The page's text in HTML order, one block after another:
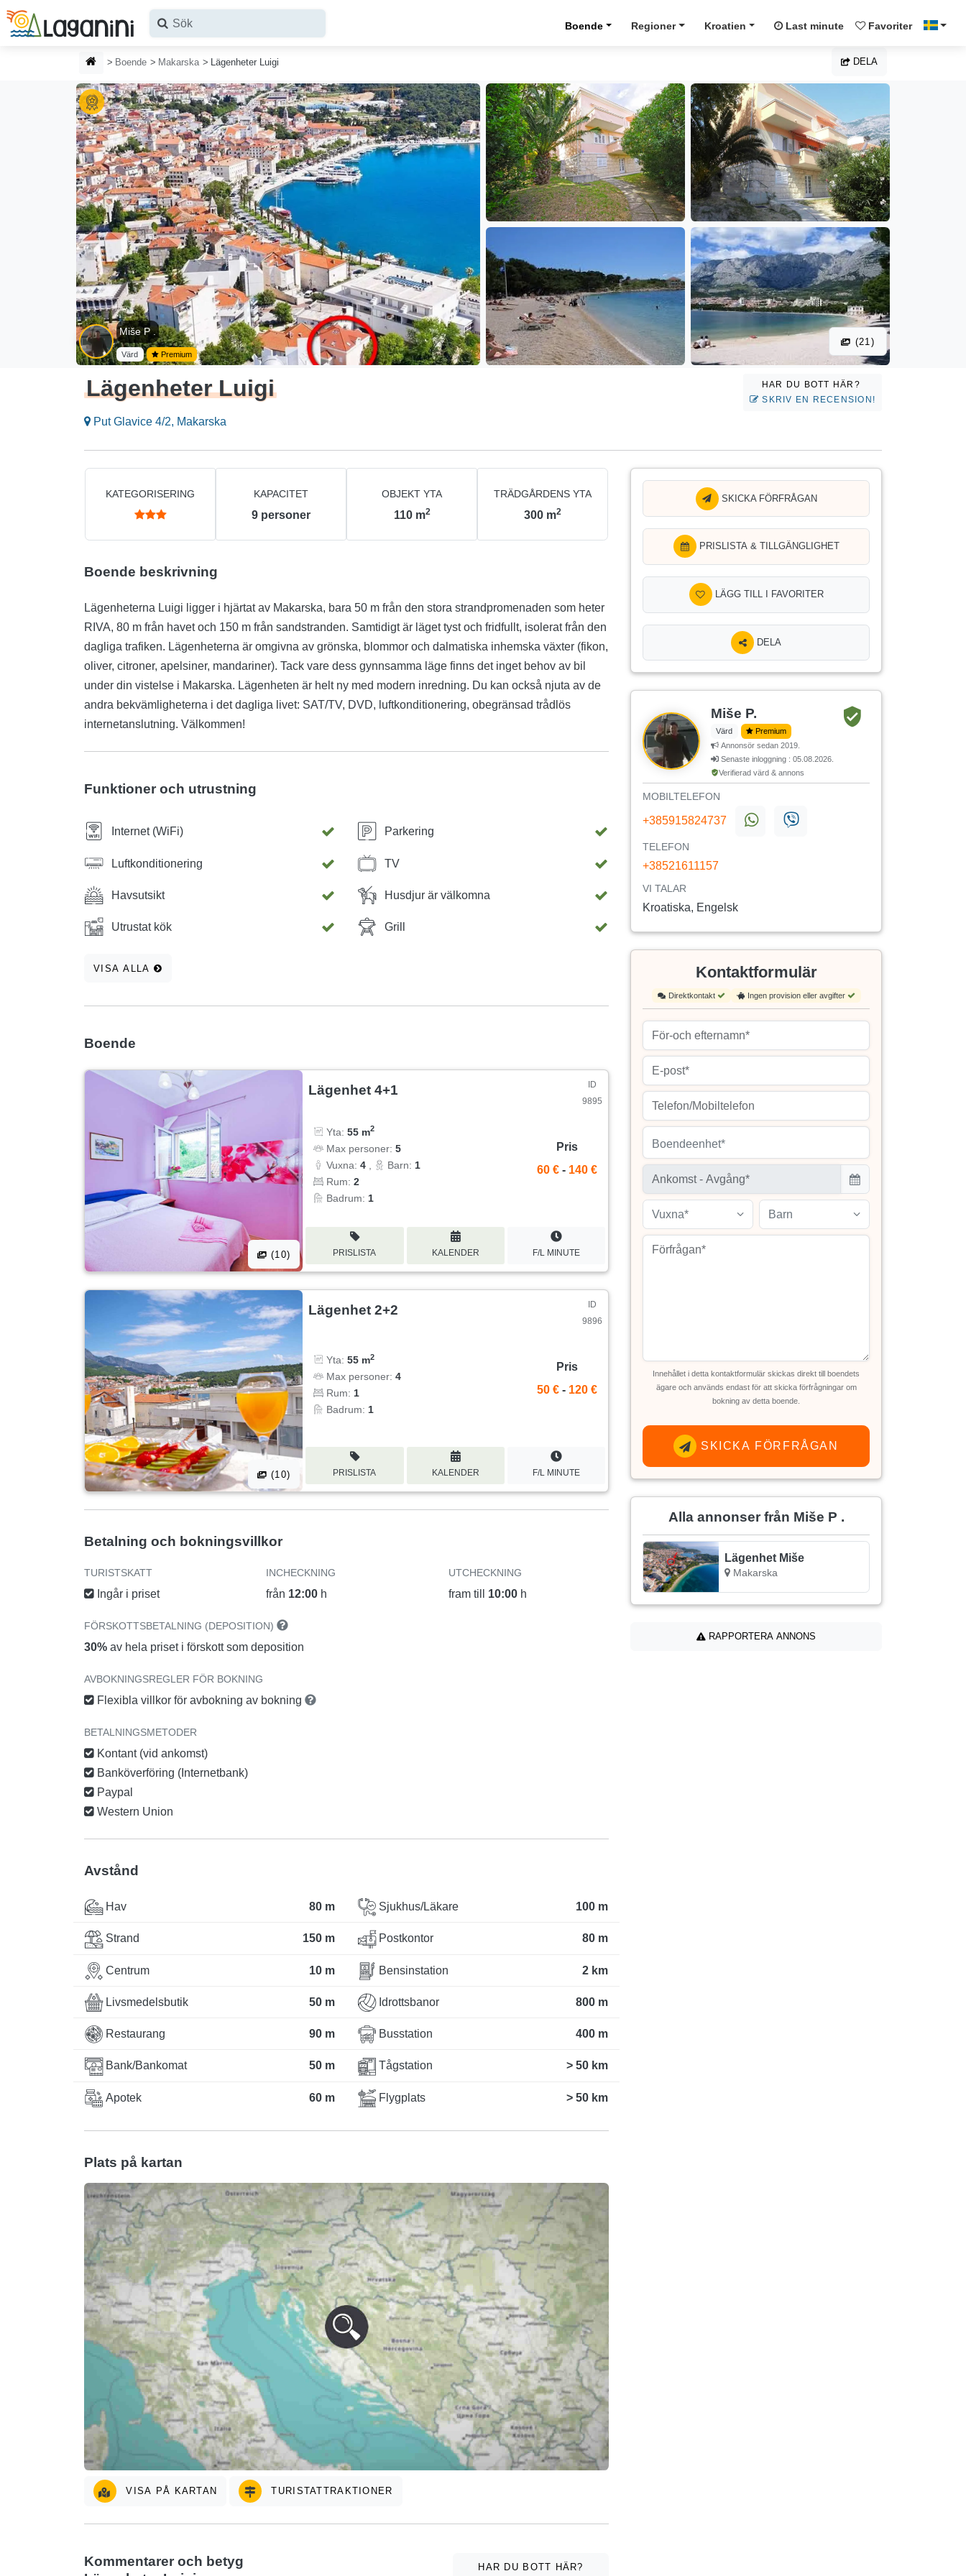
Hoppa till huvudinnehållet
Boende Regioner Kroatien Last minute Favoriter
HEMSIDA
Boende Makarska Lägenheter Luigi DELA
Miše P .
Värd Premium
(21)
Lägenheter Luigi
Put Glavice 4/2, Makarska
HAR DU BOTT HÄR?
SKRIV EN RECENSION!
KATEGORISERING KAPACITET
9 personer
OBJEKT YTA
110 m2
TRÄDGÅRDENS YTA
300 m2
Boende beskrivning
Lägenheterna Luigi ligger i hjärtat av Makarska, bara 50 m från den stora strandpromenaden som heter
RIVA, 80 m från havet och 150 m från sandstranden. Samtidigt är läget tyst och fridfullt, isolerat från den
dagliga trafiken. Lägenheterna är omgivna av grönska, blommor och dalmatiska inhemska växter (fikon,
oliver, citroner, apelsiner, mandariner). Tack vare dess gynnsamma läge finns det inget behov av bil
under din vistelse i Makarska. Lägenheten är helt ny med modern inredning. Du kan också njuta av de
andra bekvämligheterna i det dagliga livet: SAT/TV, DVD, luftkonditionering, obegränsad trådlös
internetanslutning. Välkommen!
Funktioner och utrustning
Internet (WiFi) Parkering
Luftkonditionering TV
Havsutsikt Husdjur är välkomna
Utrustat kök Grill
VISA ALLA
Boende
(10)
Lägenhet 4+1
ID
9895
Yta:55 m2
Max personer:5
Vuxna:4 Barn: 1
Rum:2
Badrum: 1
Pris
60 € - 140 €
PRISLISTA KALENDER F/L MINUTE
(10)
Lägenhet 2+2
ID
9896
Yta:55 m2
Max personer:4
Rum: 1
Badrum: 1
Pris
50 € - 120 €
PRISLISTA KALENDER F/L MINUTE
Betalning och bokningsvillkor
TURISTSKATT
Ingår i priset
INCHECKNING
från 12:00 h
UTCHECKNING
fram till 10:00h
FÖRSKOTTSBETALNING (DEPOSITION)
30% av hela priset i förskott som deposition
AVBOKNINGSREGLER FÖR BOKNING
Flexibla villkor för avbokning av bokning
BETALNINGSMETODER
Kontant (vid ankomst)
Banköverföring (Internetbank)
Paypal
Western Union
Avstånd
Hav 80 m
Strand 150 m
Centrum 10 m
Livsmedelsbutik 50 m
Restaurang 90 m
Bank/Bankomat 50 m
Apotek 60 m
Sjukhus/Läkare 100 m
Postkontor 80 m
Bensinstation 2 km
Idrottsbanor 800 m
Busstation 400 m
Tågstation > 50 km
Flygplats > 50 km
Plats på kartan
VISA PÅ KARTAN TURISTATTRAKTIONER
Kommentarer och betyg
HAR DU BOTT HÄR?
SKICKA FÖRFRÅGAN
PRISLISTA & TILLGÄNGLIGHET
LÄGG TILL I FAVORITER
DELA
Miše P.
Värd
Premium
Annonsör sedan 2019.
Senaste inloggning : 05.08.2026.
Verifierad värd & annons
MOBILTELEFON
+385915824737
TELEFON
+38521611157
VI TALAR
Kroatiska, Engelsk
Kontaktformulär
Direktkontakt Ingen provision eller avgifter
Boendeenhet*
Vuxna* Barn
Innehållet i detta kontaktformulär skickas direkt till boendets
ägare och används endast för att skicka förfrågningar om
bokning av detta boende.
SKICKA FÖRFRÅGAN
Alla annonser från Miše P .
Lägenhet Miše
Makarska
RAPPORTERA ANNONS